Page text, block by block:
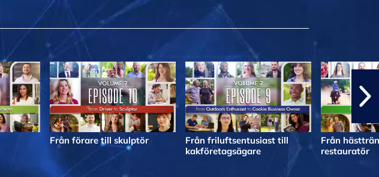
Från förare till skulptör
Från friluftsentusiast till
kakföretagsägare
Från
restauratör